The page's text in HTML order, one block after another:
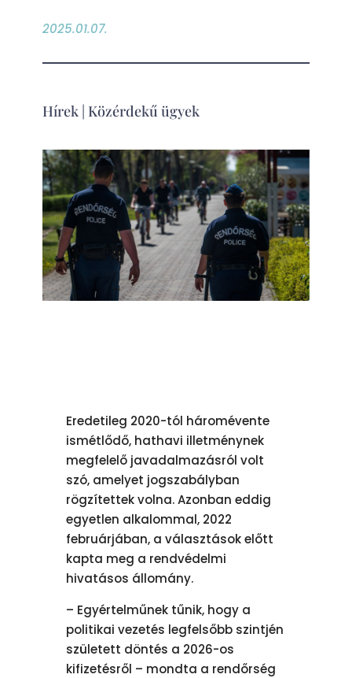
2025.01.07.
Hírek| Közérdekű ügyek
Eredetileg 2020-tól háromévente
ismétlődő, hathavi illetménynek
megfelelő javadalmazásról volt
szó, amelyet jogszabályban
rögzítettek volna. Azonban eddig
egyetlen alkalommal, 2022
februárjában, a választások előtt
kapta meg a rendvédelmi
hivatásos állomány.
– Egyértelműnek tűnik, hogy a
politikai vezetés legfelsőbb szintjén
született döntés a 2026-os
kifizetésről – mondta a rendőrség